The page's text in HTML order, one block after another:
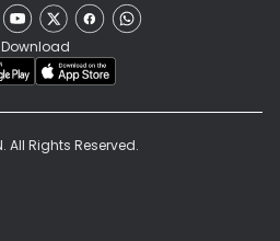
Download
All Rights Reserved.